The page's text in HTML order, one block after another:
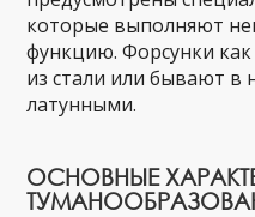
которые выполняют
функцию. Форсунки
из стали или бывают в
латунными.
ОСНОВНЫЕ